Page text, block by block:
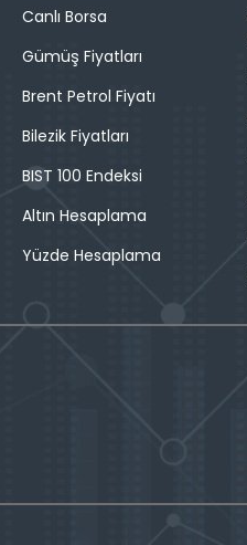
Canlı Borsa
Gümüş Fiyatları
Brent Petrol Fiyatı
Bilezik Fiyatları
BIST 100 Endeksi
Altın Hesaplama
Yüzde Hesaplama